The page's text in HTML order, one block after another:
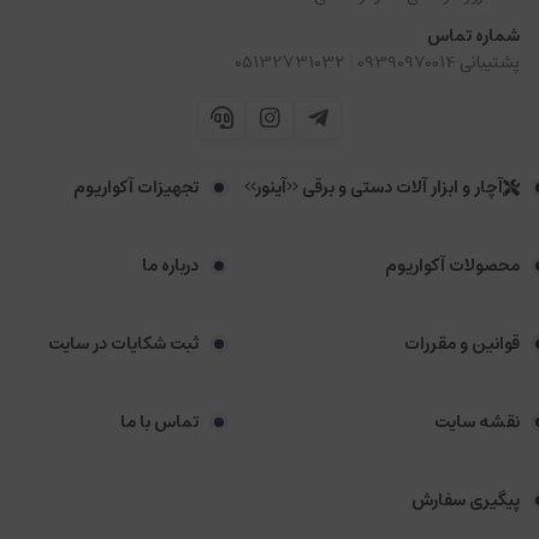
شماره تماس
پشتیبانی 09390970014
05132731032
آچار و ابزار آلات دستی و برقی <<آینور>> تجهیزات آکواریوم
محصولات آکواریوم درباره ما
قوانین و مقررات ثبت شکایات در سایت
نقشه سایت تماس با ما
پیگیری سفارش